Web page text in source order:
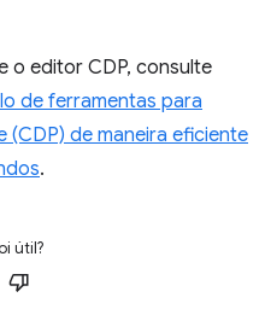
o editor CDP, consulte
de ferramentas para
de maneira eficiente
.
útil?